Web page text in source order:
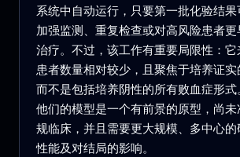
系统中自动运行，只要第一批化验结
加强监测、重复检查或对高风险患者
治疗。不过，该工作有重要局限性：它
患者数量相对较少，且聚焦于培养证实
而不是包括培养阴性的所有败血症形式
他们的模型是一个有前景的原型，尚未
规临床，并且需要更大规模、多中心
性能及对结局的影响。